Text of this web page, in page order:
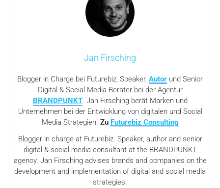
Jan Firsching
Blogger in Charge bei Futurebiz, Speaker, Autor und Senior
Digital & Social Media Berater bei der Agentur
BRANDPUNKT. Jan Firsching berät Marken und
Unternehmen bei der Entwicklung von digitalen und Social
Media Strategien. Zu Futurebiz Consulting
Blogger in charge at Futurebiz. Speaker, author and senior
digital & social media consultant at the BRANDPUNKT
agency. Jan Firsching advises brands and companies on the
development and implementation of digital and social media
strategies.